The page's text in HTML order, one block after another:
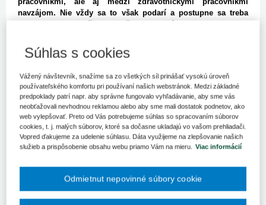
navzájom. Nie vždy sa to však podarí a postupne sa treba
bezprostrednou hrozbou konfliktu.
zo strany pacientov a ich rodinných príslušníkov, čo v konečnom
dôsledku môže viesť k strate dôvery v konkrétne zdravotnícke
zariadenie aj v celý systém zdravotníckej starostlivosti, ale
predovšetkým nedopustiť, aby konflikt ďalej eskaloval a dokonca
hrozil adjudikatórnym pokračovaním. Zdravotnícke zariadenie by
malo byť pripravené zvládnuť aj túto situáciu, napríklad ponukou
neformálnej mediácie [1] zo strany členov manažmentu, či
vážnosť, majú morálne kvality, primeranú emocio­nálnu inteligenciu
a zároveň aj osobnostnú predispozíciu na riešenie konfliktov.
SUBJEKTY NEFORMÁLNEJ MEDIÁCIE
Súhlas s cookies
Vážený návštevník, snažíme sa zo všetkých síl prinášať vysokú úroveň
používateľského komfortu pri používaní našich webstránok. Medzi základné
predpoklady patrí napr. aby správne fungovalo vyhľadávanie, aby sme vás
neobťažovali nevhodnou reklamou alebo aby sme mali dostatok podnetov, ako
web vylepšovať. Preto od Vás potrebujeme súhlas so spracovaním súborov
cookies, t. j. malých súborov, ktoré sa dočasne ukladajú vo vašom prehliadači.
Vopred ďakujeme za udelenie súhlasu. Dáta využijeme na zlepšovanie našich
služieb a prispôsobenie obsahu webu priamo Vám na mieru.
Viac informácií
Odmietnut nepovinné súbory cookie